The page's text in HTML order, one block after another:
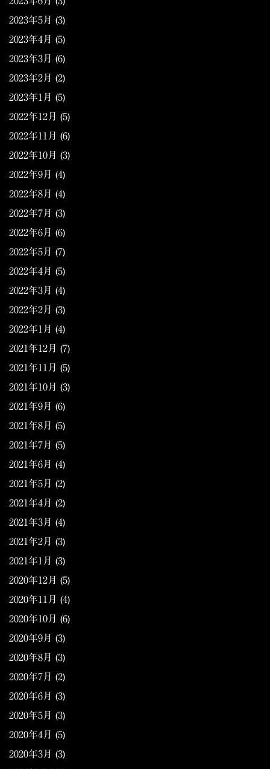
2023年5月 (3)
2023年4月 (5)
2023年3月 (6)
2023年2月 (2)
2023年1月 (5)
2022年12月 (5)
2022年11月 (6)
2022年10月 (3)
2022年9月 (4)
2022年8月 (4)
2022年7月 (3)
2022年6月 (6)
2022年5月 (7)
2022年4月 (5)
2022年3月 (4)
2022年2月 (3)
2022年1月 (4)
2021年12月 (7)
2021年11月 (5)
2021年10月 (3)
2021年9月 (6)
2021年8月 (5)
2021年7月 (5)
2021年6月 (4)
2021年5月 (2)
2021年4月 (2)
2021年3月 (4)
2021年2月 (3)
2021年1月 (3)
2020年12月 (5)
2020年11月 (4)
2020年10月 (6)
2020年9月 (3)
2020年8月 (3)
2020年7月 (2)
2020年6月 (3)
2020年5月 (3)
2020年4月 (5)
2020年3月 (3)